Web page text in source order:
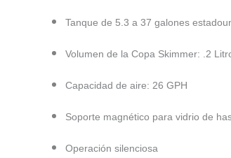
Tanque de 5.3 a 37 galones
Volumen de la Copa Skimmer: .2
Capacidad de aire: 26 GPH
Soporte magnético para vidrio de
Operación silenciosa